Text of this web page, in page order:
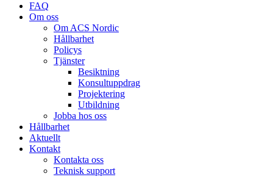
FAQ
Om oss
Om ACS Nordic
Hållbarhet
Policys
Tjänster
Besiktning
Konsultuppdrag
Projektering
Utbildning
Jobba hos oss
Hållbarhet
Aktuellt
Kontakt
Kontakta oss
Teknisk support